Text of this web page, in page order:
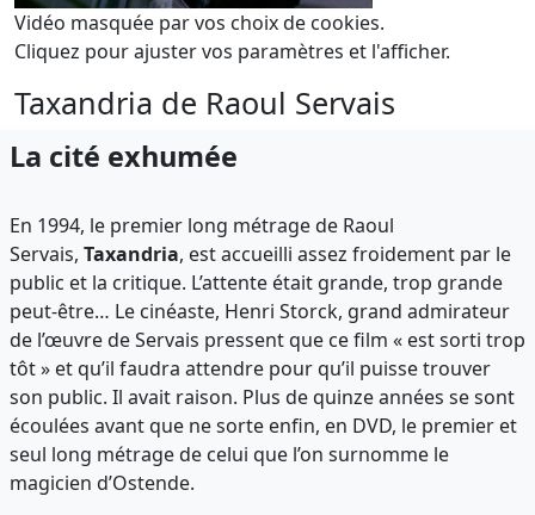
Vidéo masquée par vos choix de cookies.
Cliquez pour ajuster vos paramètres et l'afficher.
Taxandria de Raoul Servais
La cité exhumée
En 1994, le premier long métrage de Raoul
Servais, Taxandria, est accueilli assez froidement par le
public et la critique. L’attente était grande, trop grande
peut-être… Le cinéaste, Henri Storck, grand admirateur
de l’œuvre de Servais pressent que ce film « est sorti trop
tôt » et qu’il faudra attendre pour qu’il puisse trouver
son public. Il avait raison. Plus de quinze années se sont
écoulées avant que ne sorte enfin, en DVD, le premier et
seul long métrage de celui que l’on surnomme le
magicien d’Ostende.